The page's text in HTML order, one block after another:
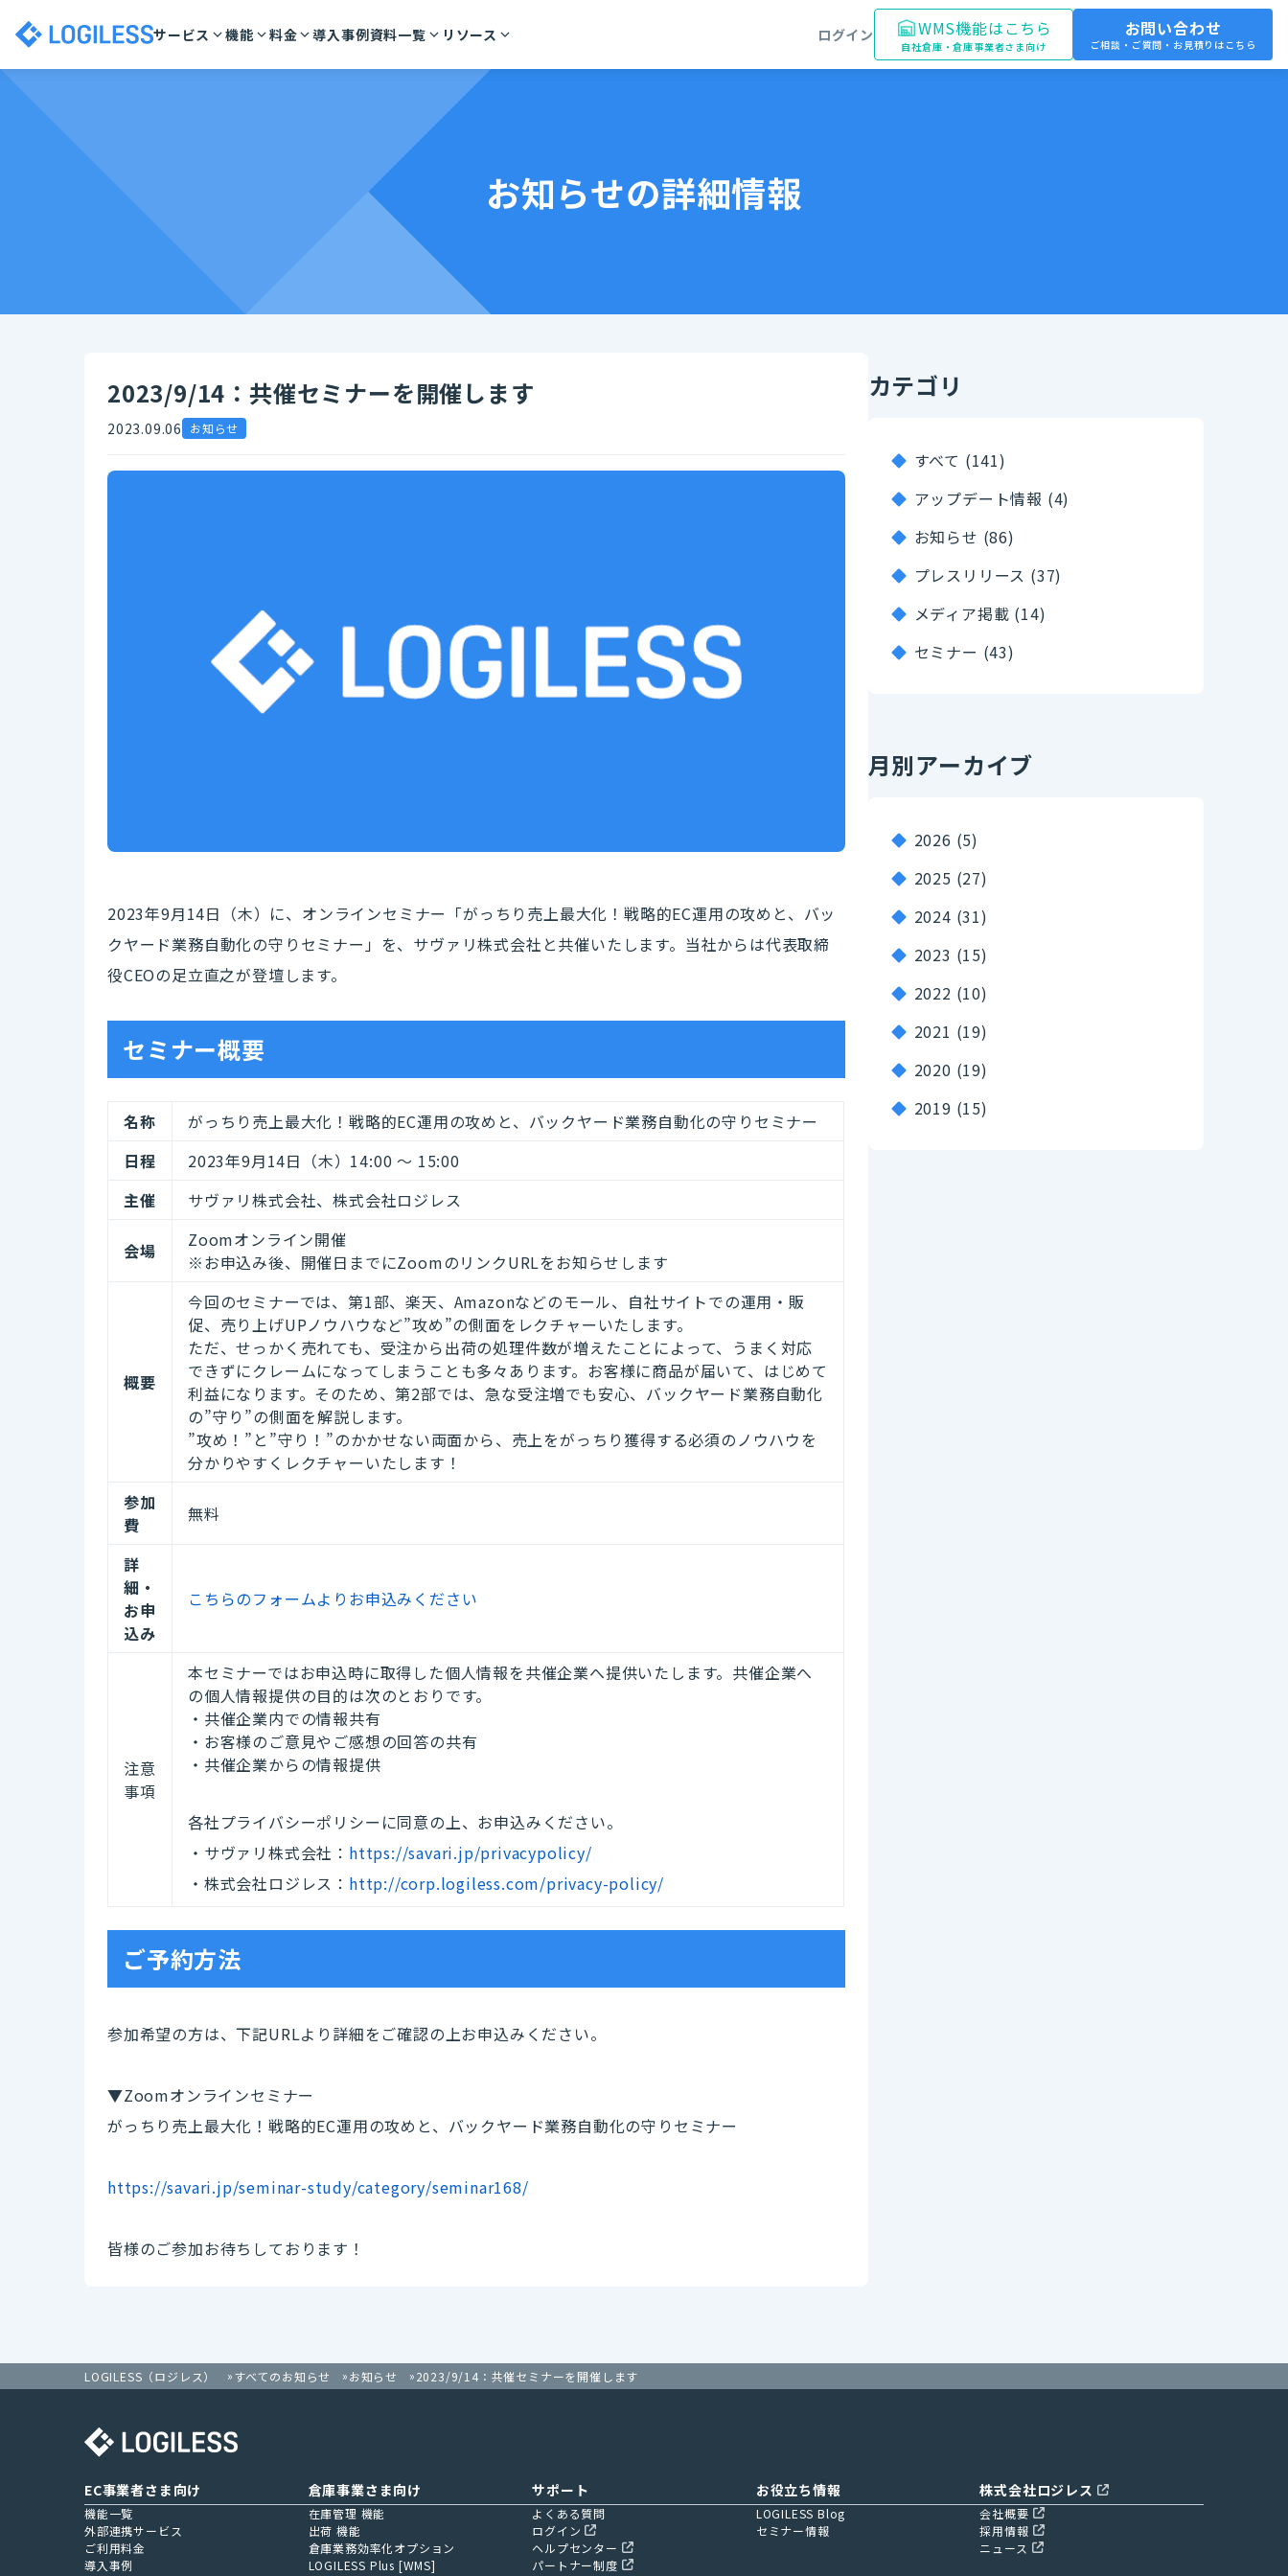
サービス 機能 料金 導入事例資料一覧 リソース ログイン WMS機能はこちら
自社倉庫・倉庫事業者さま向け
お問い合わせ
ご相談・ご質問・お見積りはこちら
お知らせの詳細情報
2023/9/14：共催セミナーを開催します
2023.09.06 お知らせ
2023年9月14日（木）に、オンラインセミナー「がっちり売上最大化！戦略的EC運用の攻めと、バッ
クヤード業務自動化の守りセミナー」を、サヴァリ株式会社と共催いたします。当社からは代表取締
役CEOの足立直之が登壇します。
セミナー概要
名称
がっちり売上最大化！戦略的EC運用の攻めと、バックヤード業務自動化の守りセミナー
日程
2023年9月14日（木）14:00 ～ 15:00
主催
サヴァリ株式会社、株式会社ロジレス
会場
Zoomオンライン開催
※お申込み後、開催日までにZoomのリンクURLをお知らせします
概要
今回のセミナーでは、第1部、楽天、Amazonなどのモール、自社サイトでの運用・販
促、売り上げUPノウハウなど”攻め”の側面をレクチャーいたします。
ただ、せっかく売れても、受注から出荷の処理件数が増えたことによって、うまく対応
できずにクレームになってしまうことも多々あります。お客様に商品が届いて、はじめて
利益になります。そのため、第2部では、急な受注増でも安心、バックヤード業務自動化
の”守り”の側面を解説します。
”攻め！”と”守り！”のかかせない両面から、売上をがっちり獲得する必須のノウハウを
分かりやすくレクチャーいたします！
参加
費
無料
詳
細・
お申
込み
こちらのフォームよりお申込みください
注意
事項
本セミナーではお申込時に取得した個人情報を共催企業へ提供いたします。共催企業へ
の個人情報提供の目的は次のとおりです。
・共催企業内での情報共有
・お客様のご意見やご感想の回答の共有
・共催企業からの情報提供
各社プライバシーポリシーに同意の上、お申込みください。
・サヴァリ株式会社： https://savari.jp/privacypolicy/
・株式会社ロジレス： http://corp.logiless.com/privacy-policy/
ご予約方法
参加希望の方は、下記URLより詳細をご確認の上お申込みください。
▼Zoomオンラインセミナー
がっちり売上最大化！戦略的EC運用の攻めと、バックヤード業務自動化の守りセミナー
https://savari.jp/seminar-study/category/seminar168/
皆様のご参加お待ちしております！
カテゴリ
すべて (141)
アップデート情報 (4)
お知らせ (86)
プレスリリース (37)
メディア掲載 (14)
セミナー (43)
月別アーカイブ
2026 (5)
2025 (27)
2024 (31)
2023 (15)
2022 (10)
2021 (19)
2020 (19)
2019 (15)
LOGILESS（ロジレス） すべてのお知らせ お知らせ 2023/9/14：共催セミナーを開催します
EC事業者さま向け
機能一覧
外部連携サービス
ご利用料金
導入事例
倉庫事業さま向け
在庫管理 機能
出荷 機能
倉庫業務効率化オプション
LOGILESS Plus [WMS]
サポート
よくある質問
ログイン
ヘルプセンター
パートナー制度
お役立ち情報
LOGILESS Blog
セミナー情報
株式会社ロジレス
会社概要
採用情報
ニュース